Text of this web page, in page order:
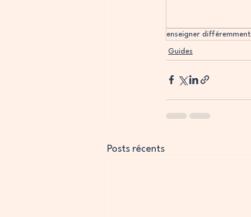
enseigner différemment
Guides
Posts récents